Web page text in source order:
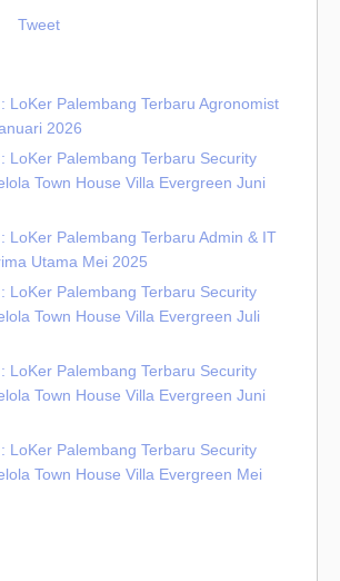
Tweet
LoKer Palembang Terbaru Agronomist
2026
LoKer Palembang Terbaru Security
Town House Villa Evergreen Juni
LoKer Palembang Terbaru Admin & IT
Utama Mei 2025
LoKer Palembang Terbaru Security
Town House Villa Evergreen Juli
LoKer Palembang Terbaru Security
Town House Villa Evergreen Juni
LoKer Palembang Terbaru Security
Town House Villa Evergreen Mei